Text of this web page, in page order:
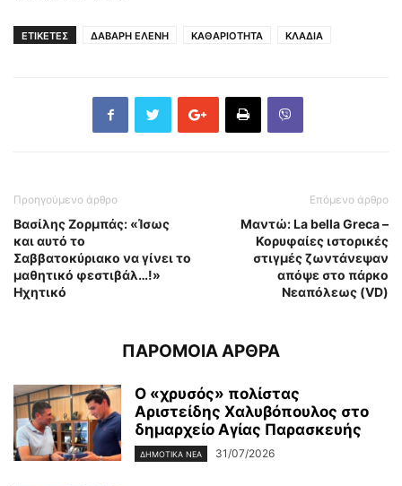
ΕΤΙΚΕΤΕΣ ΔΑΒΑΡΗ ΕΛΕΝΗ ΚΑΘΑΡΙΟΤΗΤΑ ΚΛΑΔΙΑ
Προηγούμενο άρθρο
Βασίλης Ζορμπάς: «Ίσως
και αυτό το
Σαββατοκύριακο να γίνει το
μαθητικό φεστιβάλ…!»
Ηχητικό
Επόμενο άρθρο
Μαντώ: La bella Greca –
Κορυφαίες ιστορικές
στιγμές ζωντάνεψαν
απόψε στο πάρκο
Νεαπόλεως (VD)
ΠΑΡΟΜΟΙΑ ΑΡΘΡΑ
Ο «χρυσός» πολίστας
Αριστείδης Χαλυβόπουλος στο
δημαρχείο Αγίας Παρασκευής
ΔΗΜΟΤΙΚΑ ΝΕΑ 31/07/2026